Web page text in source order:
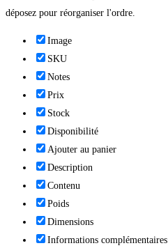
déposez pour réorganiser l'ordre.
Image
SKU
Notes
Prix
Stock
Disponibilité
Ajouter au panier
Description
Contenu
Poids
Dimensions
Informations complémentaires